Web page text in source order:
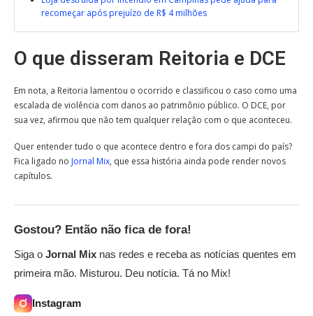
recomeçar após prejuízo de R$ 4 milhões
O que disseram Reitoria e DCE
Em nota, a Reitoria lamentou o ocorrido e classificou o caso como uma
escalada de violência com danos ao patrimônio público. O DCE, por
sua vez, afirmou que não tem qualquer relação com o que aconteceu.
Quer entender tudo o que acontece dentro e fora dos campi do país?
Fica ligado no Jornal Mix, que essa história ainda pode render novos
capítulos.
Gostou? Então não fica de fora!
Siga o Jornal Mix nas redes e receba as notícias quentes em
primeira mão. Misturou. Deu notícia. Tá no Mix!
Instagram